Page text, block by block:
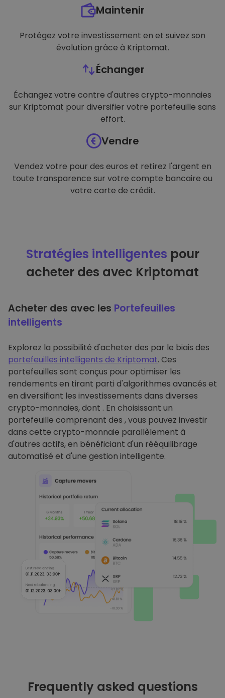
Maintenir
Protégez votre investissement en et suivez son
évolution grâce à Kriptomat.
Échanger
Échangez votre contre d'autres crypto-monnaies
sur Kriptomat pour diversifier votre portefeuille sans
effort.
Vendre
Vendez votre pour des euros et retirez l'argent en
toute transparence sur votre compte bancaire ou
votre carte de crédit.
Stratégies intelligentes pour
acheter des avec Kriptomat
Acheter des avec les Portefeuilles
intelligents
Explorez la possibilité d'acheter des par le biais des
portefeuilles intelligents de Kriptomat. Ces
portefeuilles sont conçus pour optimiser les
rendements en tirant parti d'algorithmes avancés et
en diversifiant les investissements dans diverses
crypto-monnaies, dont . En choisissant un
portefeuille comprenant des , vous pouvez investir
dans cette crypto-monnaie parallèlement à
d'autres actifs, en bénéficiant d'un rééquilibrage
automatisé et d'une gestion intelligente.
Frequently asked questions
FONCTIONNALITÉ